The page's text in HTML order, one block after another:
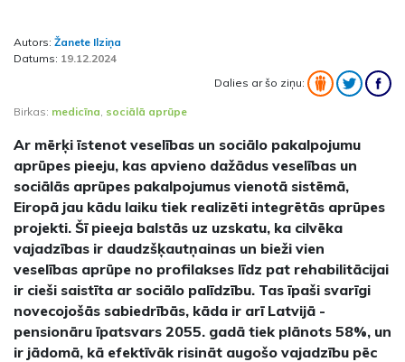
Autors: Žanete Ilziņa
Datums: 19.12.2024
Dalies ar šo ziņu:
Birkas: medicīna sociālā aprūpe
Ar mērķi īstenot veselības un sociālo pakalpojumu
aprūpes pieeju, kas apvieno dažādus veselības un
sociālās aprūpes pakalpojumus vienotā sistēmā,
Eiropā jau kādu laiku tiek realizēti integrētās aprūpes
projekti. Šī pieeja balstās uz uzskatu, ka cilvēka
vajadzības ir daudzšķautņainas un bieži vien
veselības aprūpe no profilakses līdz pat rehabilitācijai
ir cieši saistīta ar sociālo palīdzību. Tas īpaši svarīgi
novecojošās sabiedrībās, kāda ir arī Latvijā -
pensionāru īpatsvars 2055. gadā tiek plānots 58%, un
ir jādomā, kā efektīvāk risināt augošo vajadzību pēc